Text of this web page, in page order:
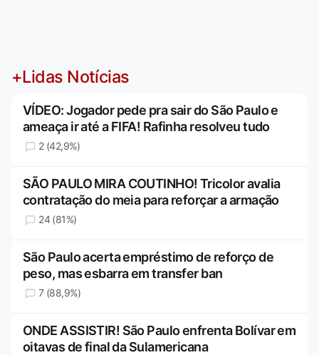
+Lidas Notícias
VÍDEO: Jogador pede pra sair do São Paulo e
ameaça ir até a FIFA! Rafinha resolveu tudo
2 (42,9%)
SÃO PAULO MIRA COUTINHO! Tricolor avalia
contratação do meia para reforçar a armação
24 (81%)
São Paulo acerta empréstimo de reforço de
peso, mas esbarra em transfer ban
7 (88,9%)
ONDE ASSISTIR! São Paulo enfrenta Bolívar em
oitavas de final da Sulamericana